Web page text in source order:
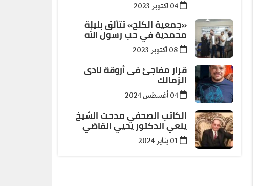
«جمعية الكلح» تتألق بليلة
محمدية في حب رسول الله
قرار مفاجئ فى أروقة نادى
الزمالك
الكاتب الصحفي مدحت الشيخ
ينعي الدكتور يحيي القاضي